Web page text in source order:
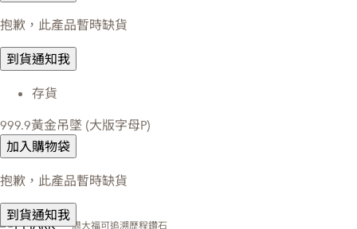
抱歉，此產品暫時缺貨
到貨通知我
存貨
999.9黃金吊墜 (大版字母P)
加入購物袋
抱歉，此產品暫時缺貨
到貨通知我
周大福可追溯歷程鑽石